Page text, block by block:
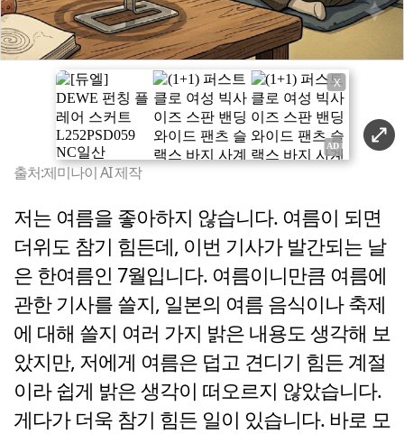
X
출처:제미나이 AI 제작
저는 여름을 좋아하지 않습니다. 여름이 되면
더위도 참기 힘든데, 이번 기사가 발간되는 날
은 한여름인 7월입니다. 여름이니만큼 여름에
관한 기사를 쓸지, 일본의 여름 음식이나 축제
에 대해 쓸지 여러 가지 밝은 내용도 생각해 보
았지만, 저에게 여름은 덥고 견디기 힘든 계절
이라 쉽게 밝은 생각이 떠오르지 않았습니다.
게다가 더욱 참기 힘든 일이 있습니다. 바로 모